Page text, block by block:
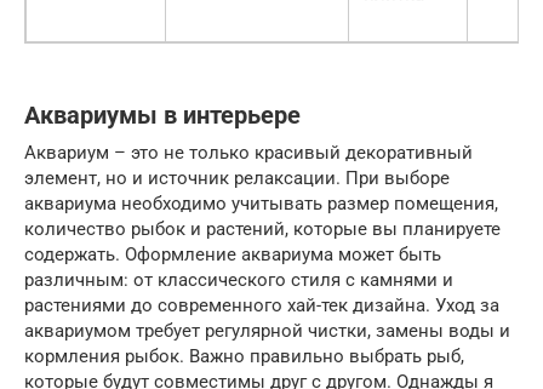
Аквариумы в интерьере
Аквариум – это не только красивый декоративный
элемент, но и источник релаксации. При выборе
аквариума необходимо учитывать размер помещения,
количество рыбок и растений, которые вы планируете
содержать. Оформление аквариума может быть
различным: от классического стиля с камнями и
растениями до современного хай-тек дизайна. Уход за
аквариумом требует регулярной чистки, замены воды и
кормления рыбок. Важно правильно выбрать рыб,
которые будут совместимы друг с другом. Однажды я